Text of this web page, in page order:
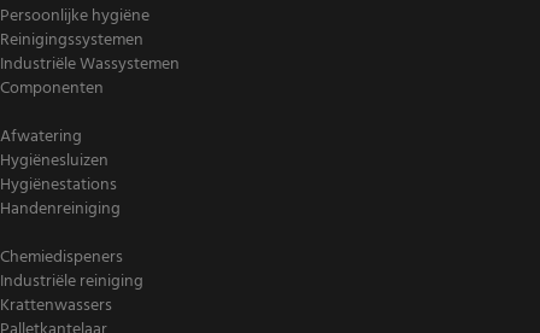
Persoonlijke hygiëne
Reinigingssystemen
Industriële Wassystemen
Componenten
Afwatering
Hygiënesluizen
Hygiënestations
Handenreiniging
Chemiedispeners
Industriële reiniging
Krattenwassers